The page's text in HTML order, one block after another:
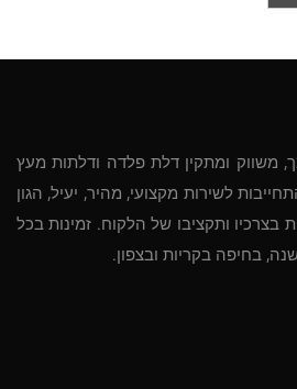
משווק ומתקין דלת פלדה ודלתות מעץ
מ- 35 שנה. התחייבות לשירות מקצועי, מהיר, יעיל, הגון
בצרכיו ותקציבו של הלקוח. זמינות בכל
בחיפה בקריות ובצפון.